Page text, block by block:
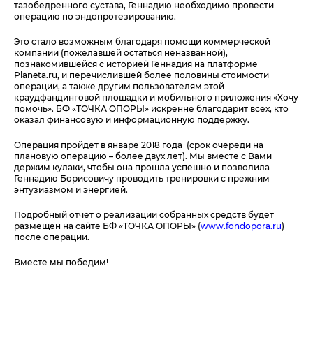
тазобедренного сустава, Геннадию необходимо провести
операцию по эндопротезированию.
Это стало возможным благодаря помощи коммерческой
компании (пожелавшей остаться неназванной),
познакомившейся с историей Геннадия на платформе
Planeta.ru, и перечислившей более половины стоимости
операции, а также другим пользователям этой
краудфандинговой площадки и мобильного приложения «Хочу
помочь». БФ «ТОЧКА ОПОРЫ» искренне благодарит всех, кто
оказал финансовую и информационную поддержку.
Операция пройдет в январе 2018 года (срок очереди на
плановую операцию – более двух лет). Мы вместе с Вами
держим кулаки, чтобы она прошла успешно и позволила
Геннадию Борисовичу проводить тренировки с прежним
энтузиазмом и энергией.
Подробный отчет о реализации собранных средств будет
размещен на сайте БФ «ТОЧКА ОПОРЫ» (www.fondopora.ru)
после операции.
Вместе мы победим!